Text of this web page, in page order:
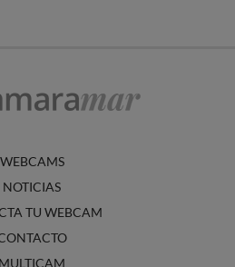
WEBCAMS
NOTICIAS
TU WEBCAM
MULTICAM